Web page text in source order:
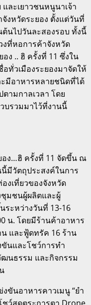
ละเยาวชนหนูนาเจ้า
งหวัดระยอง ตั้งแต่วันที่
ต้นไปวันละสองรอบ ทั้งนี้
งที่หอการค้าจังหวัด
ง .. ฮิ ครั้งที่ 11 ซึ่งใน
ทั่วเมืองระยองมาจัดให้
มีอาหารหลายชนิดที่ได้
ามกาลเวลา โดย
บรวมมาไว้ที่งานนี้
อง…ฮิ ครั้งที่ 11 จัดขึ้น ณ
มีวัตถุประสงค์ในการ
งเที่ยวของจังหวัด
ชุมชนผู้ผลิตและผู้
ะหว่างวันที่ 13-16
น. โดยมีร้านค้าอาหาร
น และฟู้ดทรัค 16 ร้าน
นและโชว์การทำ
นธรรม และกิจกรรม
ขันอาหารคาวเมนู “ยำ